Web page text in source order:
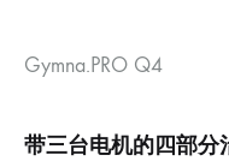
Gymna.PRO Q4
带三台电机的四部分